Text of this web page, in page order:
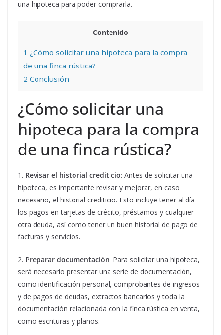
una hipoteca para poder comprarla.
Contenido
1 ¿Cómo solicitar una hipoteca para la compra
de una finca rústica?
2 Conclusión
¿Cómo solicitar una
hipoteca para la compra
de una finca rústica?
1. Revisar el historial crediticio: Antes de solicitar una
hipoteca, es importante revisar y mejorar, en caso
necesario, el historial crediticio. Esto incluye tener al día
los pagos en tarjetas de crédito, préstamos y cualquier
otra deuda, así como tener un buen historial de pago de
facturas y servicios.
2. Preparar documentación: Para solicitar una hipoteca,
será necesario presentar una serie de documentación,
como identificación personal, comprobantes de ingresos
y de pagos de deudas, extractos bancarios y toda la
documentación relacionada con la finca rústica en venta,
como escrituras y planos.